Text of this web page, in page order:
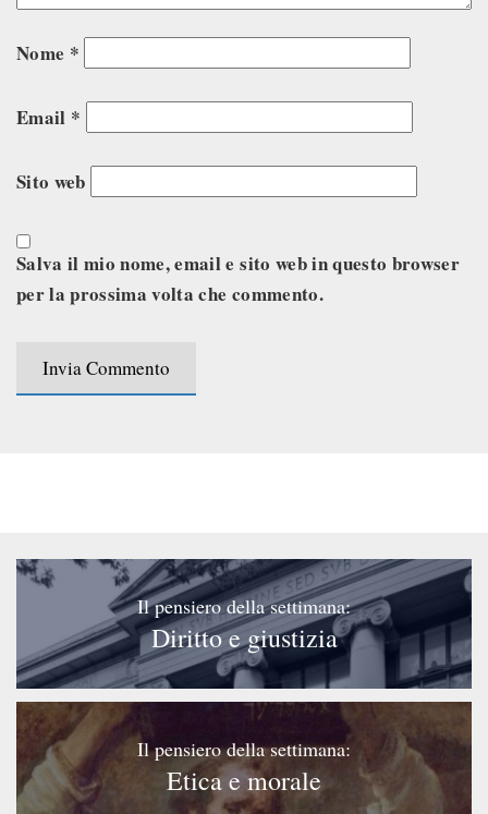
Nome *
Email *
Sito web
Salva il mio nome, email e sito web in questo browser
per la prossima volta che commento.
Il pensiero della settimana:
Diritto e giustizia
Il pensiero della settimana:
Etica e morale